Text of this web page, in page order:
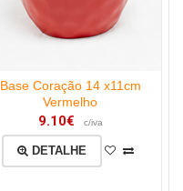
Base Coração 14 x11cm
Vermelho
9.10€ c/iva
DETALHE